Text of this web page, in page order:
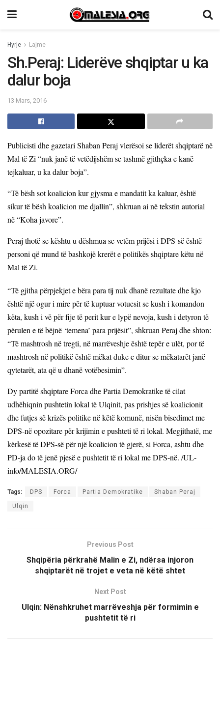
Hyrje Lajme
Sh.Peraj: Liderëve shqiptar u ka
dalur boja
13 Mars, 2016
Publicisti dhe gazetari Shaban Peraj vlerësoi se liderët shqiptarë në
Mal të Zi “nuk janë të vetëdijshëm se tashmë gjithçka e kanë
tejkaluar, u ka dalur boja”.
“Të bësh sot koalicion kur gjysma e mandatit ka kaluar, është
sikur të bësh koalicion me djallin”, shkruan ai në tekstin autorial
në “Koha javore”.
Peraj thotë se kështu u dëshmua se vetëm prijësi i DPS-së është
personi që mund të bashkojë krerët e politikës shqiptare këtu në
Mal të Zi.
“Të gjitha përpjekjet e bëra para tij nuk dhanë rezultate dhe kjo
është një ogur i mire për të kuptuar votuesit se kush i komandon
këta, kush i vë për fije të perit kur e lypë nevoja, kush i detyron të
përulen e të bëjnë ‘temena’ para prijësit”, shkruan Peraj dhe shton:
“Të mashtrosh në tregti, në marrëveshje është tepër e ulët, por të
mashtrosh në politikë është mëkat duke e ditur se mëkatarët janë
qytetarët, ata që u dhanë votëbesimin”.
Dy partitë shqiptare Forca dhe Partia Demokratike të cilat
udhëhiqnin pushtetin lokal të Ulqinit, pas prishjes së koalicionit
dhe futjes së krizës politike në këtë komunë, nisën bisedimet me
DPS-në opozitare për krijimin e pushteti të ri lokal. Megjithatë, me
kërkesë të DPS-së për një koalicion të gjerë, si Forca, ashtu dhe
PD-ja do të jenë pjesë e pushtetit të ri lokal me DPS-në. /UL-
info/MALESIA.ORG/
Tags: DPS Forca Partia Demokratike Shaban Peraj
Ulqin
Previous Post
Shqipëria përkrahë Malin e Zi, ndërsa injoron
shqiptarët në trojet e veta në këtë shtet
Next Post
Ulqin: Nënshkruhet marrëveshja për formimin e
pushtetit të ri